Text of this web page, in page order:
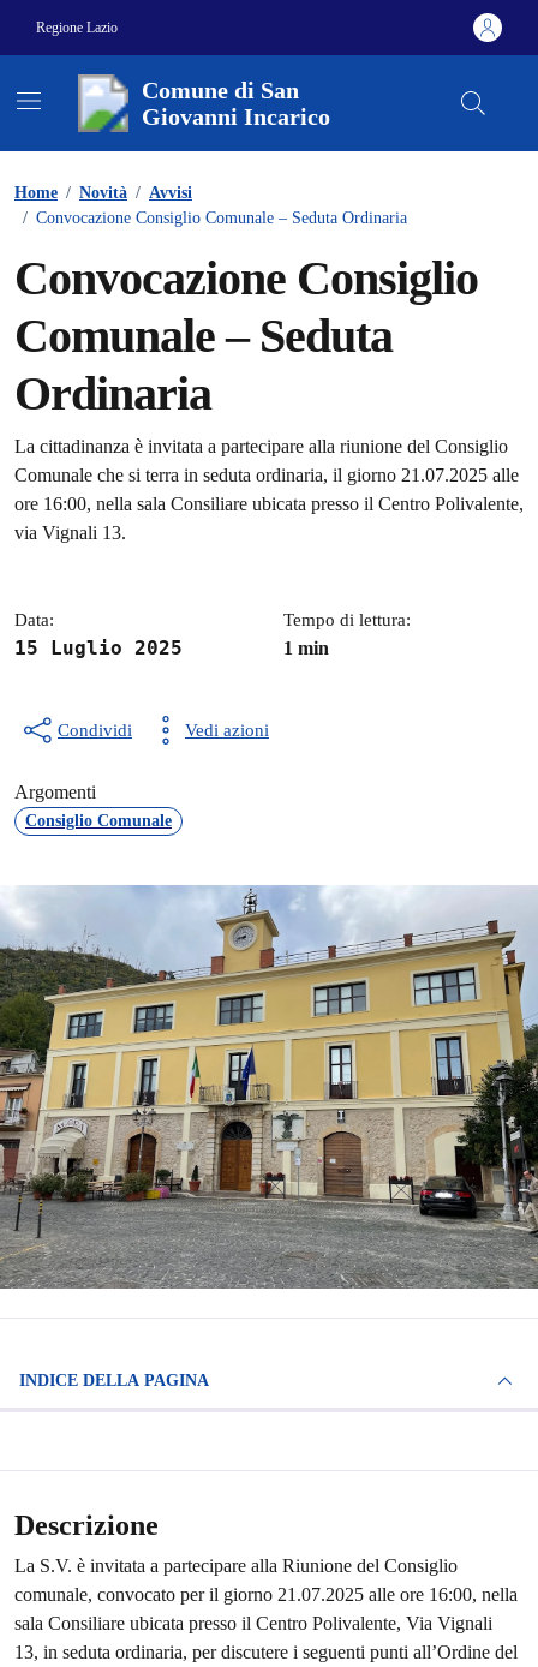
Regione Lazio
Comune di San
Giovanni Incarico
Home / Novità / Avvisi
/ Convocazione Consiglio Comunale – Seduta Ordinaria
Convocazione Consiglio
Comunale – Seduta
Ordinaria
Dettagli della notizia
La cittadinanza è invitata a partecipare alla riunione del Consiglio
Comunale che si terra in seduta ordinaria, il giorno 21.07.2025 alle
ore 16:00, nella sala Consiliare ubicata presso il Centro Polivalente,
via Vignali 13.
Data:
15 Luglio 2025
Tempo di lettura:
1 min
Condividi Vedi azioni
Argomenti
Consiglio Comunale
INDICE DELLA PAGINA
Descrizione
La S.V. è invitata a partecipare alla Riunione del Consiglio
comunale, convocato per il giorno 21.07.2025 alle ore 16:00, nella
sala Consiliare ubicata presso il Centro Polivalente, Via Vignali
13, in seduta ordinaria, per discutere i seguenti punti all’Ordine del